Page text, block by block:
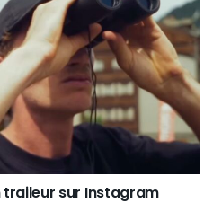
traileur sur Instagram